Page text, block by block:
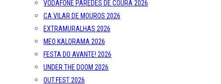
VODAFONE PAREDES DE COURA 2026
CA VILAR DE MOUROS 2026
EXTRAMURALHAS 2026
MEO KALORAMA 2026
FESTA DO AVANTE! 2026
UNDER THE DOOM 2026
OUT.FEST 2026